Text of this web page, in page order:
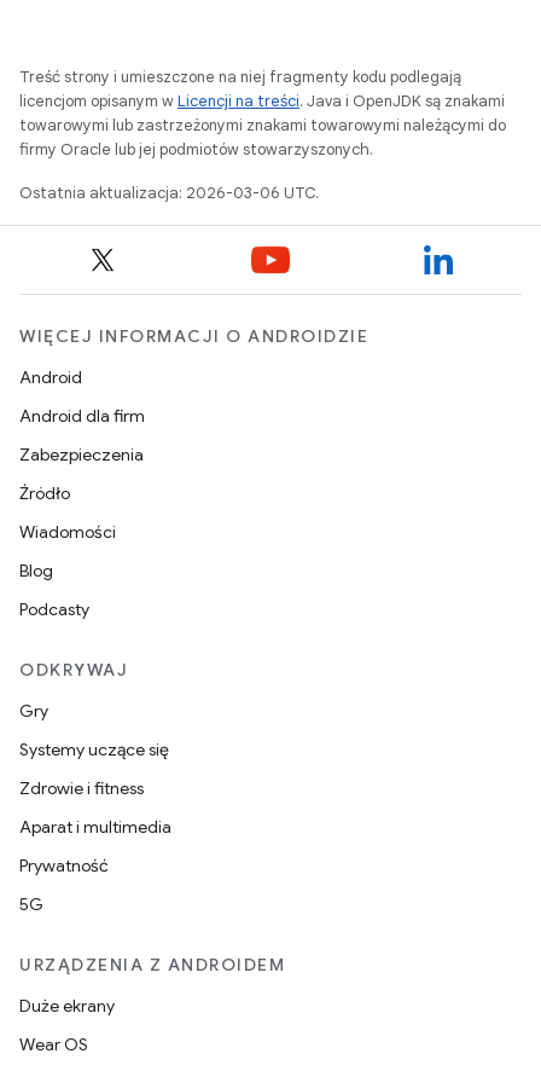
Treść strony i umieszczone na niej fragmenty kodu podlegają
licencjom opisanym wLicencji na treści. Java i OpenJDK są znakami
towarowymi lub zastrzeżonymi znakami towarowymi należącymi do
firmy Oracle lub jej podmiotów stowarzyszonych.
Ostatnia aktualizacja: 2026-03-06 UTC.
WIĘCEJ INFORMACJI O ANDROIDZIE
Android
Android dla firm
Zabezpieczenia
Źródło
Wiadomości
Blog
Podcasty
ODKRYWAJ
Gry
Systemy uczące się
Zdrowie i fitness
Aparat i multimedia
Prywatność
5G
URZĄDZENIA Z ANDROIDEM
Duże ekrany
Wear OS